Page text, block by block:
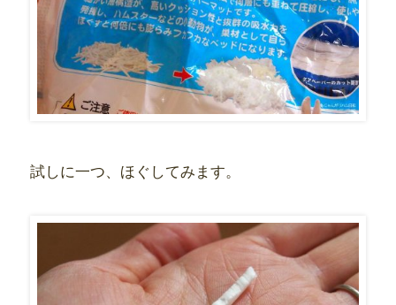
試しに一つ、ほぐしてみます。